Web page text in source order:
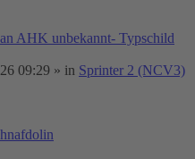
AHK unbekannt- Typschild
09:29 » in Sprinter 2 (NCV3)